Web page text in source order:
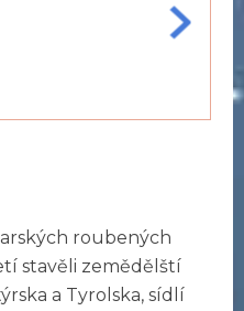
roubených
stavěli zemědělští
a Tyrolska, sídlí